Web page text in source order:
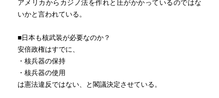
実は局長以上には守秘義務というのは事実上意味がありま
各省庁とも基本は局長に、何が秘密であるかを指定し、ま
た解除する権限があるからです。（佐藤）
パリのテロリストの摘発では、容疑者を全部殺してしまっ
たでしょう。
アメリカからカジノ法を作れと圧がかかっているのではな
いかと言われている。
■日本も核武装が必要なのか？
安倍政権はすでに、
・核兵器の保持
・核兵器の使用
は憲法違反ではない、と閣議決定させている。